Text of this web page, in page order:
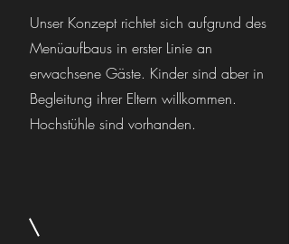
Unser Konzept richtet sich aufgrund des
Menüaufbaus in erster Linie an
erwachsene Gäste. Kinder sind aber in
Begleitung ihrer Eltern willkommen.
Hochstühle sind vorhanden.